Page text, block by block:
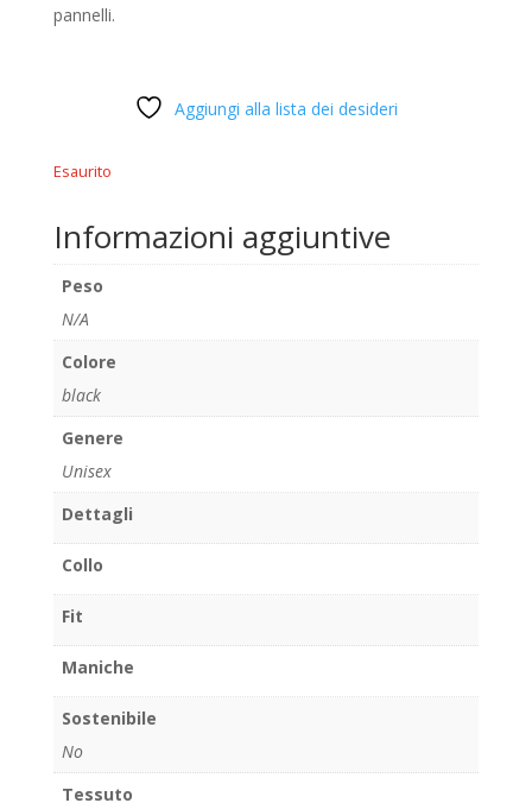
pannelli.
Aggiungi alla lista dei desideri
Esaurito
Informazioni aggiuntive
Peso
N/A
Colore
black
Genere
Unisex
Dettagli
Collo
Fit
Maniche
Sostenibile
No
Tessuto